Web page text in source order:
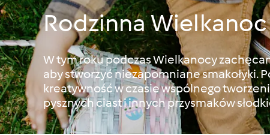
Rodzinna Wielkanoc
W tym roku podczas Wielkanocy
aby stworzyć niezapomniane smakołyki.
kreatywność w czasie wspólnego
pysznych ciast i innych przysmaków